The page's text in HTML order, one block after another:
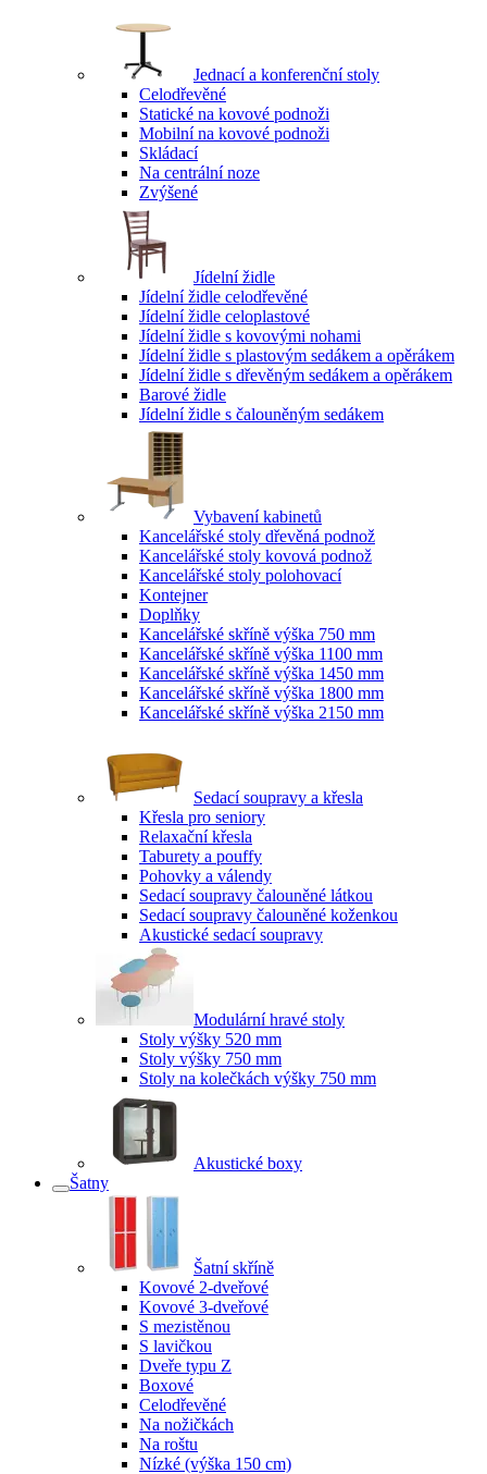
Jednací a konferenční stoly
Celodřevěné
Statické na kovové podnoži
Mobilní na kovové podnoži
Skládací
Na centrální noze
Zvýšené
Jídelní židle
Jídelní židle celodřevěné
Jídelní židle celoplastové
Jídelní židle s kovovými nohami
Jídelní židle s plastovým sedákem a opěrákem
Jídelní židle s dřevěným sedákem a opěrákem
Barové židle
Jídelní židle s čalouněným sedákem
Vybavení kabinetů
Kancelářské stoly dřevěná podnož
Kancelářské stoly kovová podnož
Kancelářské stoly polohovací
Kontejner
Doplňky
Kancelářské skříně výška 750 mm
Kancelářské skříně výška 1100 mm
Kancelářské skříně výška 1450 mm
Kancelářské skříně výška 1800 mm
Kancelářské skříně výška 2150 mm
Sedací soupravy a křesla
Křesla pro seniory
Relaxační křesla
Taburety a pouffy
Pohovky a válendy
Sedací soupravy čalouněné látkou
Sedací soupravy čalouněné koženkou
Akustické sedací soupravy
Modulární hravé stoly
Stoly výšky 520 mm
Stoly výšky 750 mm
Stoly na kolečkách výšky 750 mm
Akustické boxy
Šatny
Šatní skříně
Kovové 2-dveřové
Kovové 3-dveřové
S mezistěnou
S lavičkou
Dveře typu Z
Boxové
Celodřevěné
Na nožičkách
Na roštu
Nízké (výška 150 cm)